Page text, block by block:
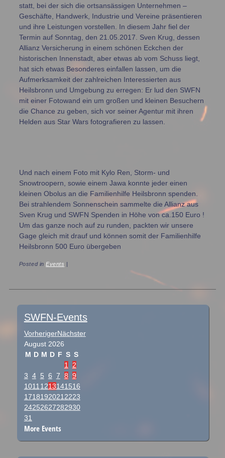
statt, bei der sich die ortsansässigen Unternehmen –
Geschäfte, Handwerk, Industrie und Vereine präsentieren
und ihre Leistungen vorstellen. In diesem Jahr fiel der
Termin auf Sonntag, den 21.05.2017. Sven Krug, dessen
Allianz Versicherung in einem schönen Eckchen der
historischen Innenstadt, aber etwas ab vom Schuss liegt,
hat sich etwas Besonderes einfallen lassen, um die
Aufmerksamkeit der zahlreichen Interessierten aus
Heilsbronn und Umgebung zu erregen: Er lud den SWFN
mit einer Fotowand ein um großen und kleinen Besuchern
die Chance zu geben, sich vor seiner Agentur mit ihren
Helden aus Star Wars fotografieren zu lassen.
Und nach einem Foto mit Kylo Ren, Storm- und
Snowtroopern, sowie einem Jawa konnte jeder einen
kleinen Obolus an die Familienhilfe Heilsbronn spenden.
Bei strahlendem Sonnenschein sammelte die Allianz aus
Sven Krug und SWFN Spenden in Höhe von ca.150 Euro !
Um das ganze noch auf zu runden, packten wir unsere
Gage gleich mit drauf und können somit der Familienhilfe
Heilsbronn 500 Euro übergeben
Posted inEvents
Post navigation
SWFN-Events
VorherigerNächster
August 2026
M D M D F S S
1 2
3 4 5 6 7 8 9
10111213141516
17181920212223
24252627282930
31
More Events